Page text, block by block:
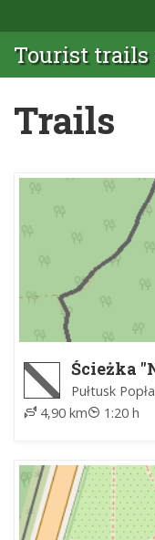
Tourist trails
Trails
Ścieżka
Pułtusk
4,90 km
1:20 h